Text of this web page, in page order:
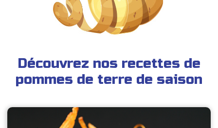
Découvrez nos recettes de
pommes de terre de saison